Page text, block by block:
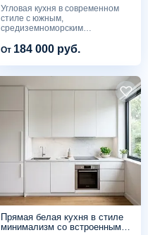
Угловая кухня в современном
стиле с южным,
средиземноморским
От 184 000 руб.
Прямая белая кухня в стиле
минимализм со встроенным